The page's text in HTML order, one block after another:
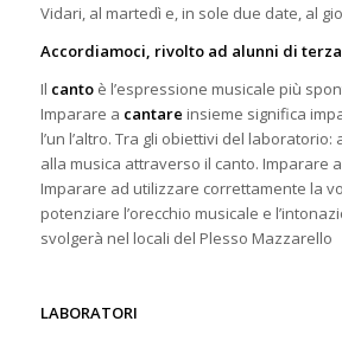
Vidari, al martedì e, in sole due date, al
Accordiamoci, rivolto ad alunni di
Il cantoè l’espressione musicale più
Imparare a cantare insieme significa
l’un l’altro. Tra gli obiettivi del laboratorio:
alla musica attraverso il canto. Imparare
Imparare ad utilizzare correttamente la
potenziare l’orecchio musicale e
svolgerà nel locali del Plesso Mazzarello
LABORATORI